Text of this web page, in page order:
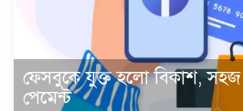
ফেসবুকে যুক্ত হলো বিকাশ,
পেমেন্ট